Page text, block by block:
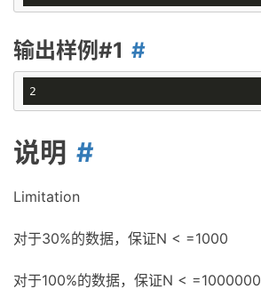
输出样例#1
说明
Limitation
对于30%的数据，保证N < =1000
对于100%的数据，保证N < =1000000